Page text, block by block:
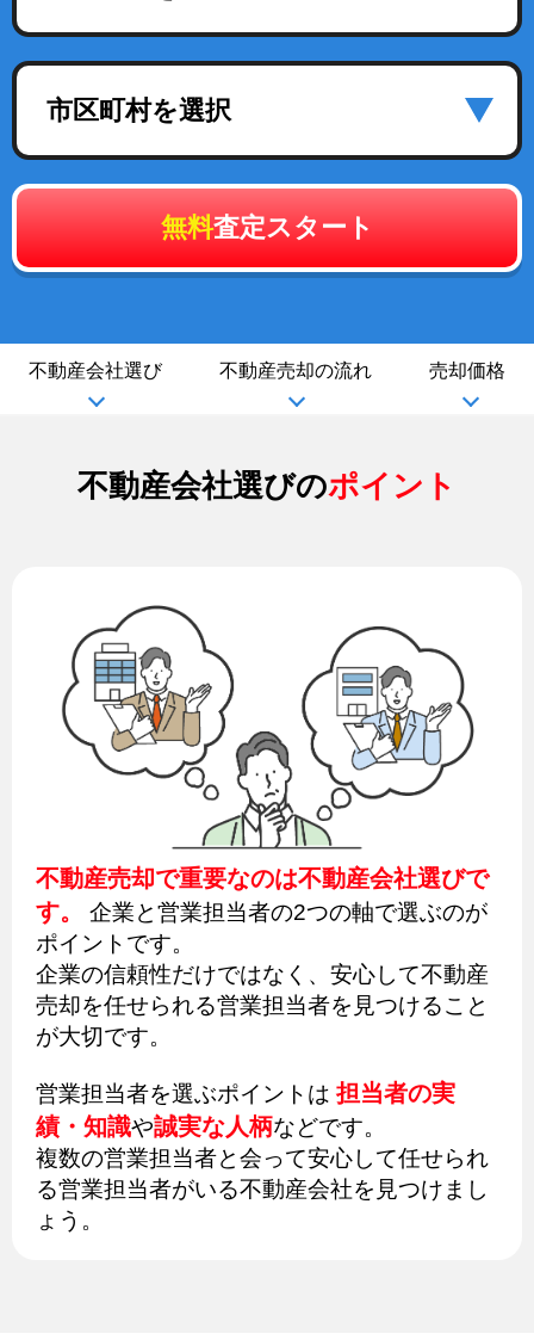
市区町村を選択
無料査定スタート
不動産会社選び 不動産売却の流れ 売却価格
不動産会社選びのポイント
不動産売却で重要なのは不動産会社選びで
す。
企業と営業担当者の2つの軸で選ぶのが
ポイントです。
企業の信頼性だけではなく、安心して不動産
売却を任せられる営業担当者を見つけること
が大切です。
営業担当者を選ぶポイントは 担当者の実
績・知識や誠実な人柄などです。
複数の営業担当者と会って安心して任せられ
る営業担当者がいる不動産会社を見つけまし
ょう。